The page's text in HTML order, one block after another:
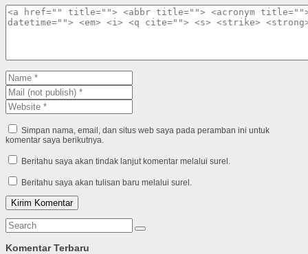
Simpan nama, email, dan situs web saya pada peramban ini untuk
komentar saya berikutnya.
Beritahu saya akan tindak lanjut komentar melalui surel.
Beritahu saya akan tulisan baru melalui surel.
Komentar Terbaru